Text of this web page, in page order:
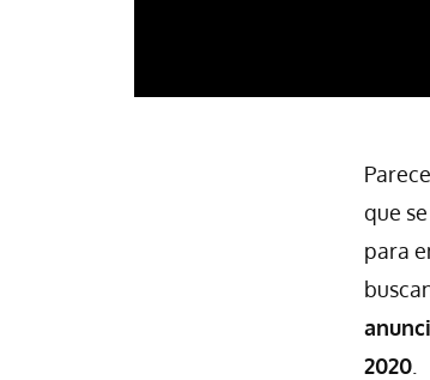
que
para
2020